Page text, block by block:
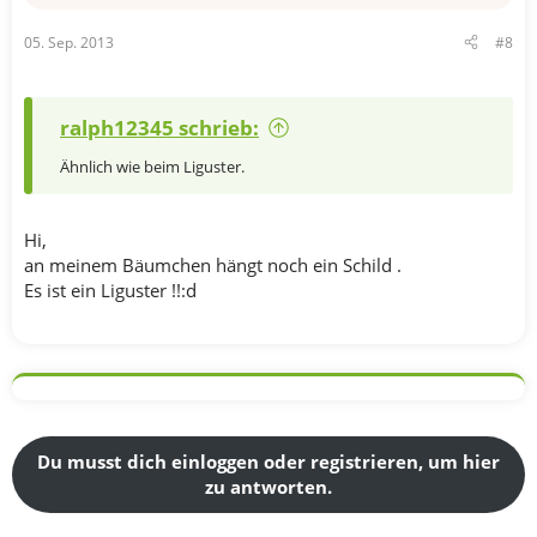
05. Sep. 2013 #8
ralph12345 schrieb:
Ähnlich wie beim Liguster.
Hi,
an meinem Bäumchen hängt noch ein Schild .
Es ist ein Liguster !!:d
Du musst dich einloggen oder registrieren, um hier
zu antworten.